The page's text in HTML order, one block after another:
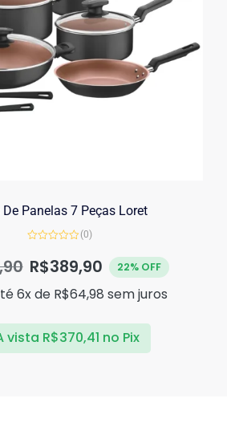
Panelas 7 Peças Loret
de
(0)
R$389,90 22% OFF
6x de R$64,98 sem juros
vista R$370,41 no Pix